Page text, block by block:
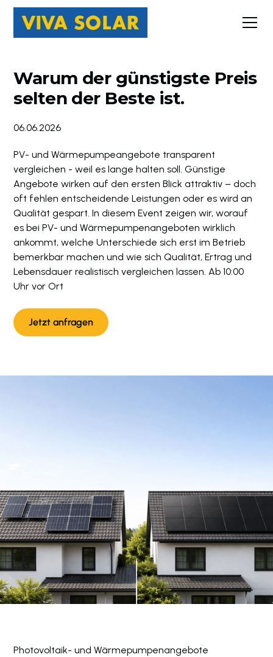
Warum der günstigste Preis
selten der Beste ist.
06.06.2026
PV- und Wärmepumpeangebote transparent
vergleichen - weil es lange halten soll. Günstige
Angebote wirken auf den ersten Blick attraktiv – doch
oft fehlen entscheidende Leistungen oder es wird an
Qualität gespart. In diesem Event zeigen wir, worauf
es bei PV- und Wärmepumpenangeboten wirklich
ankommt, welche Unterschiede sich erst im Betrieb
bemerkbar machen und wie sich Qualität, Ertrag und
Lebensdauer realistisch vergleichen lassen. Ab 10:00
Uhr vor Ort
Jetzt anfragen
Photovoltaik- und Wärmepumpenangebote